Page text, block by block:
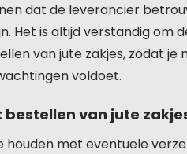
dat de leverancier
Het is altijd verstandig om
van jute zakjes, zodat je
voldoet.
van jute
houden met eventuele